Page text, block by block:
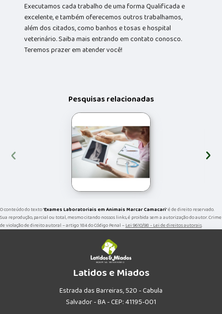
Executamos cada trabalho de uma forma Qualificada e
excelente, e também oferecemos outros trabalhamos,
além dos citados, como banhos e tosas e hospital
veterinário. Saiba mais entrando em contato conosco.
Teremos prazer em atender você!
Pesquisas relacionadas
‹ ›
O conteúdo do texto "Exames Laboratoriais em Animais Marcar Camacari" é de direito reservado.
Sua reprodução, parcial ou total, mesmo citando nossos links, é proibida sem a autorização do autor. Crime
de violação de direito autoral – artigo 184 do Código Penal –Lei 9610/98 - Lei de direitos autorais.
Latidos e Miados
Estrada das Barreiras, 520 - Cabula
Salvador - BA - CEP: 41195-001